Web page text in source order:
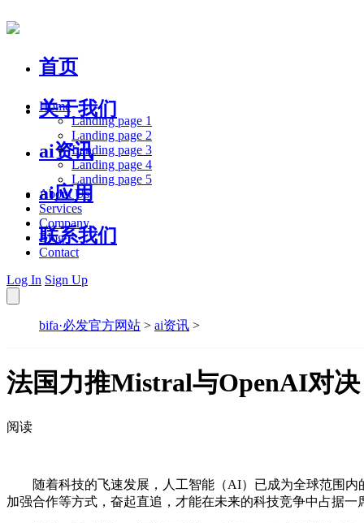
首页
关于我们
ai资讯
ai应用
联系我们
Home
Landing page 1
Landing page 2
Landing page 3
Landing page 4
Landing page 5
About Us
Services
Company
Blog
Contact
Log In Sign Up
bifa·必发官方网站 > ai资讯 >
法国力推Mistral与OpenAI对
阅读
随着科技的飞速发展，人工智能（AI）已成为全球范围内
加强合作等方式，奋起直追，才能在未来的科技竞争中占据